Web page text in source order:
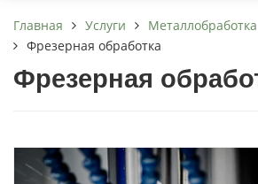
Главная Услуги
Металлобработка
Фрезерная обработка
Фрезерная